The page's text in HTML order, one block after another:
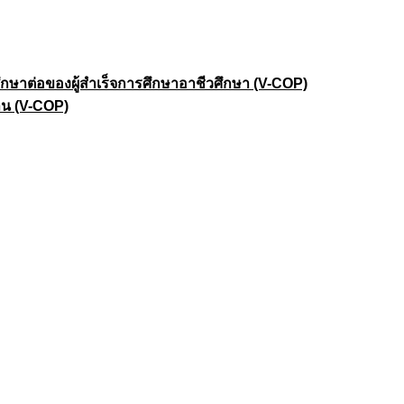
าต่อของผู้สำเร็จการศึกษาอาชีวศึกษา (V-COP)
(V-COP)